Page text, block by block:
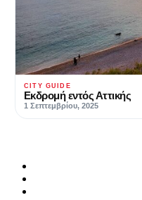
CITY GUIDE
Εκδρομή εντός Αττικής
1 Σεπτεμβρίου, 2025